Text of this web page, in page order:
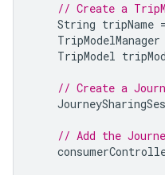
// Create a
String tripName =
TripModelManager
TripModel
// Create a
// Add the